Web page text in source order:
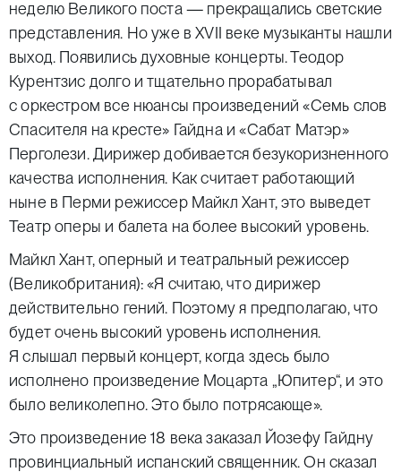
неделю Великого поста — прекращались светские
представления. Но уже в XVII веке музыканты нашли
выход. Появились духовные концерты. Теодор
Курентзис долго и тщательно прорабатывал
с оркестром все нюансы произведений «Семь слов
Спасителя на кресте» Гайдна и «Сабат Матэр»
Перголези. Дирижер добивается безукоризненного
качества исполнения. Как считает работающий
ныне в Перми режиссер Майкл Хант, это выведет
Театр оперы и балета на более высокий уровень.
Майкл Хант, оперный и театральный режиссер
(Великобритания): «Я считаю, что дирижер
действительно гений. Поэтому я предполагаю, что
будет очень высокий уровень исполнения.
Я слышал первый концерт, когда здесь было
исполнено произведение Моцарта „Юпитер“, и это
было великолепно. Это было потрясающе».
Это произведение 18 века заказал Йозефу Гайдну
провинциальный испанский священник. Он сказал